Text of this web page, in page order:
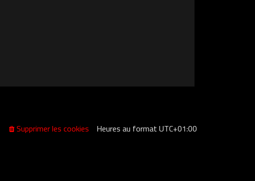
Heures au formatUTC+01:00
Supprimer les cookies